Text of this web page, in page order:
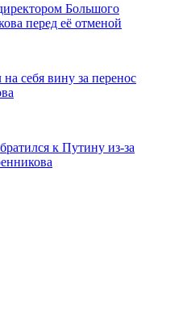
Большого
перед её отменой
себя вину за перенос
к Путину из-за